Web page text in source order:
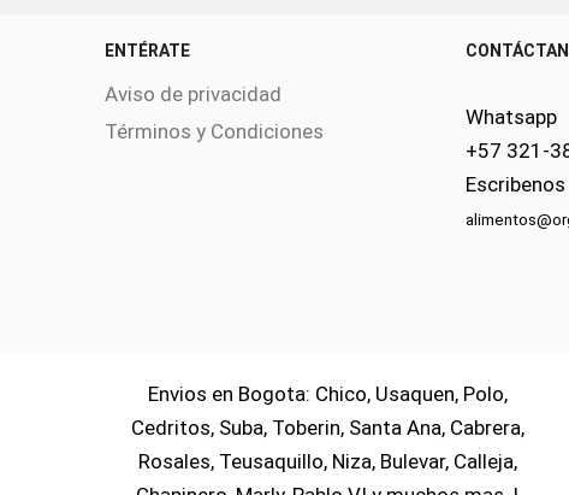
ENTÉRATE
Aviso de privacidad
Términos y Condiciones
Whatsapp
+57 321-
Escribenos
Envios en Bogota: Chico, Usaquen, Polo,
Cedritos, Suba, Toberin, Santa Ana, Cabrera,
Rosales, Teusaquillo, Niza, Bulevar, Calleja,